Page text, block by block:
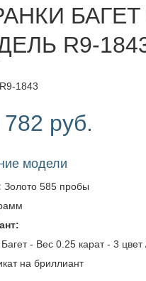
БАГЕТ
R9-
1843
руб.
модели
Золото 585 пробы
- Вес 0.25 карат - 3 цвет
на бриллиант